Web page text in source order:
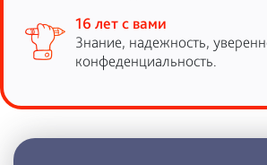
16 лет с вами
Знание, надежность,
конфеденциальность.